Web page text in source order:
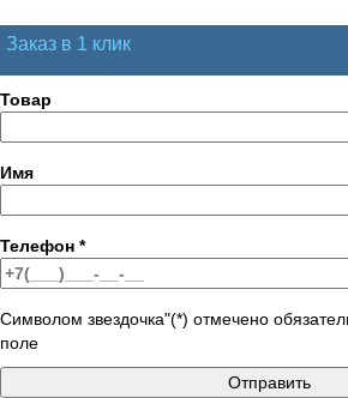
Заказ в 1 клик
Товар
Имя
Телефон *
Символом звездочка"(*) отмечено
поле